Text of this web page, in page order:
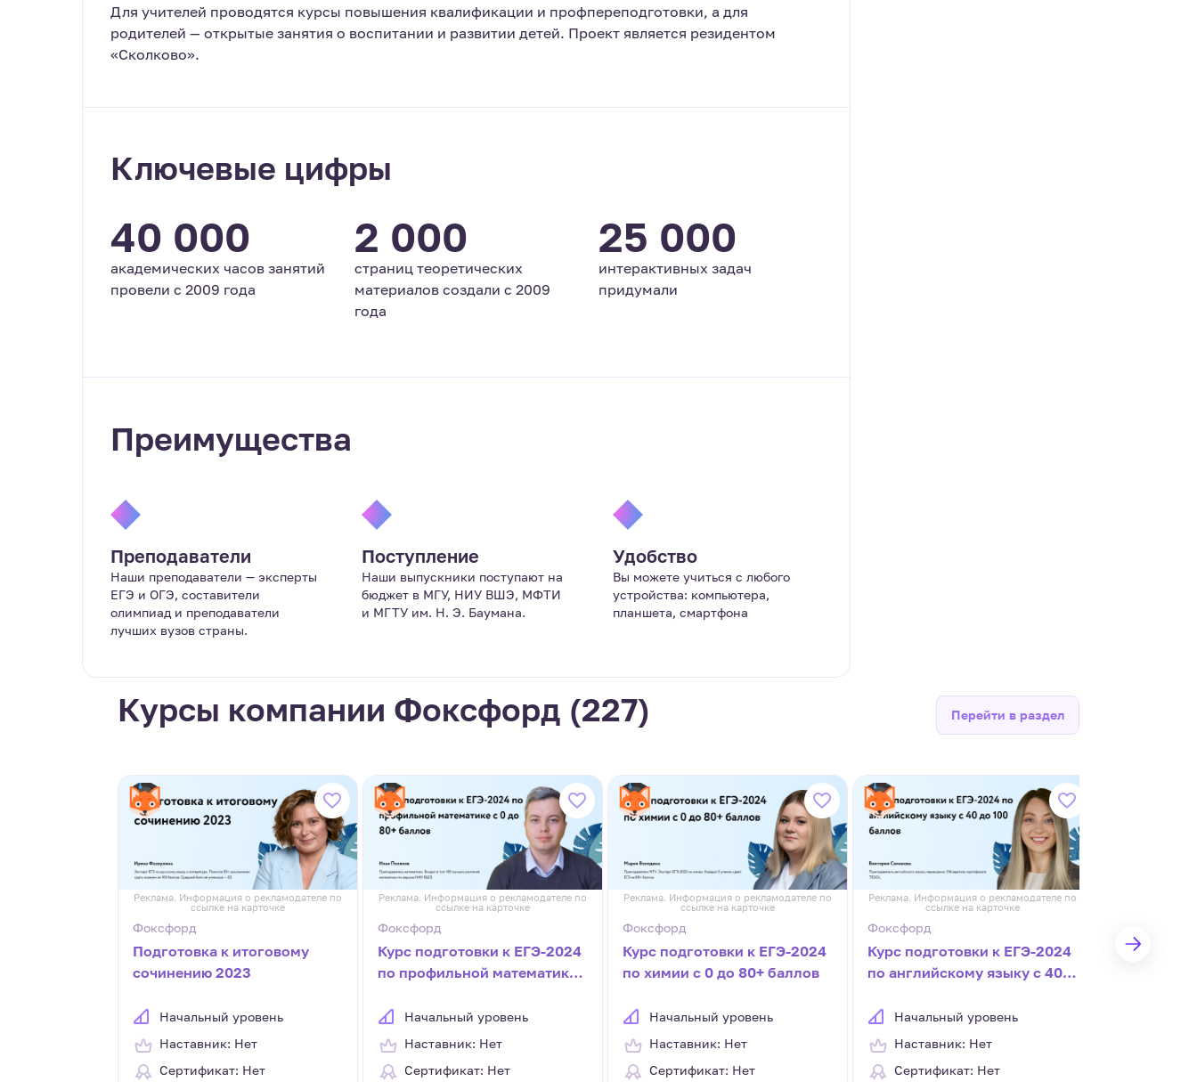
Для учителей проводятся курсы повышения квалификации и профпереподготовки, а для
родителей — открытые занятия о воспитании и развитии детей. Проект является резидентом
«Сколково».
Ключевые цифры
40 000
академических часов занятий
провели с 2009 года
2 000
страниц теоретических
материалов создали с 2009
года
25 000
интерактивных задач
придумали
Преимущества
Преподаватели
Наши преподаватели — эксперты
ЕГЭ и ОГЭ, составители
олимпиад и преподаватели
лучших вузов страны.
Поступление
Наши выпускники поступают на
бюджет в МГУ, НИУ ВШЭ, МФТИ
и МГТУ им. Н. Э. Баумана.
Удобство
Вы можете учиться с любого
устройства: компьютера,
планшета, смартфона
Курсы компании Фоксфорд (227) Перейти в раздел
Реклама. Информация о рекламодателе по
ссылке на карточке
Фоксфорд
Подготовка к итоговому
сочинению 2023
Начальный уровень
Наставник: Нет
Сертификат: Нет
Реклама. Информация о рекламодателе по
ссылке на карточке
Фоксфорд
Курс подготовки к ЕГЭ-2024
по профильной математике
Начальный уровень
Наставник: Нет
Сертификат: Нет
Реклама. Информация о рекламодателе по
ссылке на карточке
Фоксфорд
Курс подготовки к ЕГЭ-2024
по химии с 0 до 80+ баллов
Начальный уровень
Наставник: Нет
Сертификат: Нет
Реклама. Информация о рекламодателе по
ссылке на карточке
Фоксфорд
Курс подготовки к ЕГЭ-2024
по английскому языку с 40
Начальный уровень
Наставник: Нет
Сертификат: Нет
Курс